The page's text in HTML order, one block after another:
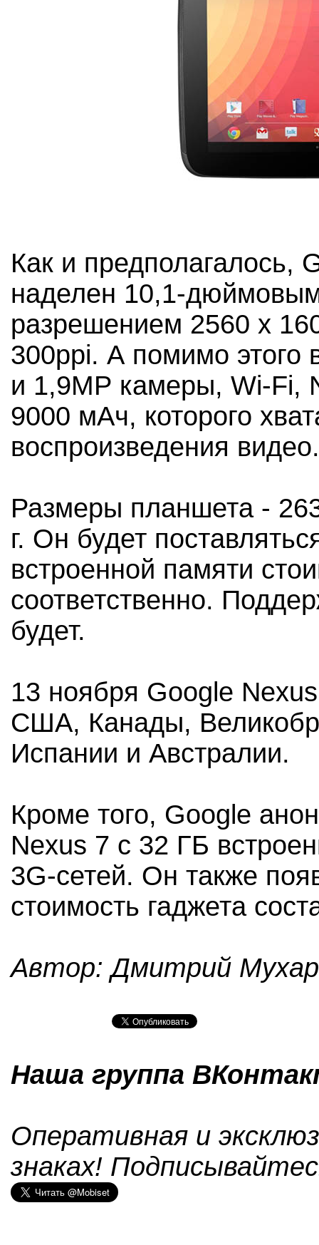
Как и предполагалось,
наделен 10,1-
разрешением 2560 x
300ppi. А помимо этого
и 1,9МР камеры, Wi-Fi,
9000 мАч, которого
воспроизведения видео.
Размеры планшета -
г. Он будет
встроенной памяти
соответственно.
будет.
13 ноября Google
США, Канады,
Испании и Австралии.
Кроме того, Google
Nexus 7 с 32 ГБ
3G-сетей. Он также
стоимость гаджета
Автор: Дмитрий
Наша группа
Оперативная и
знаках!